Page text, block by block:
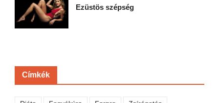
Ezüstös szépség
Címkék